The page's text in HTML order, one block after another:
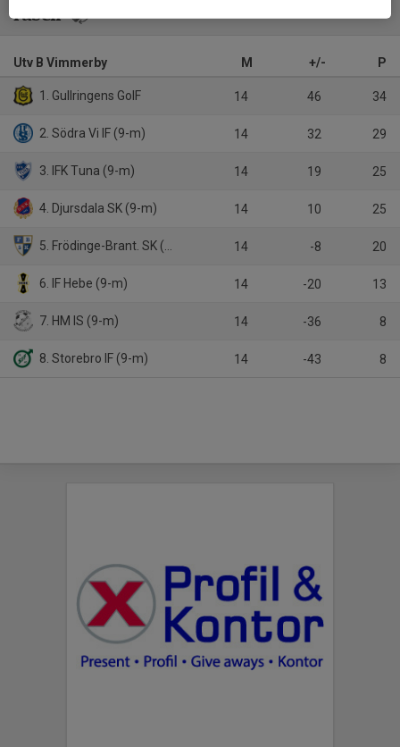
Tabell
Utv B Vimmerby M +/- P
1. Gullringens GoIF 14 46 34
2. Södra Vi IF (9-m) 14 32 29
3. IFK Tuna (9-m) 14 19 25
4. Djursdala SK (9-m) 14 10 25
5. Frödinge-Brant. SK (9-m) 14 -8 20
6. IF Hebe (9-m) 14 -20 13
7. HM IS (9-m) 14 -36 8
8. Storebro IF (9-m) 14 -43 8